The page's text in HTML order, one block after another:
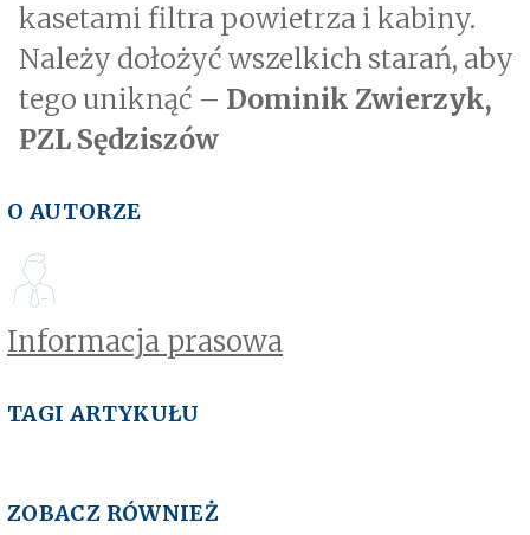
kasetami filtra powietrza i kabiny.
Należy dołożyć wszelkich starań, aby
tego uniknąć – Dominik Zwierzyk,
PZL Sędziszów
O AUTORZE
Informacja prasowa
TAGI ARTYKUŁU
ZOBACZ RÓWNIEŻ